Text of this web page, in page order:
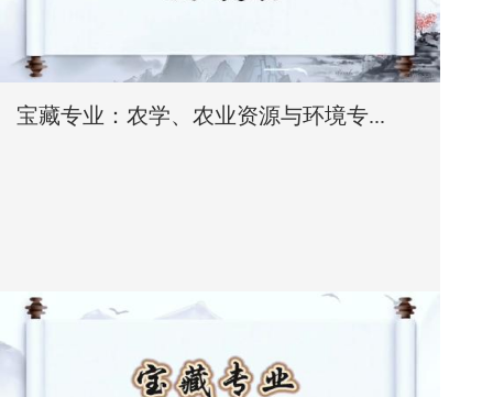
宝藏专业：农学、农业资源与环境专...